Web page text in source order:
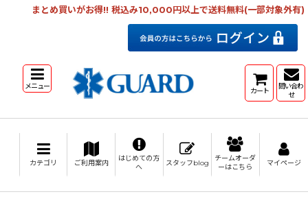
まとめ買いがお得!! 税込み10,000円以上で送料無料(一部対象外有)
メニュー カート
問い合わ
せ
カテゴリ ご利用案内
はじめての方
へ
スタッフblog
チームオーダ
ーはこちら
マイページ